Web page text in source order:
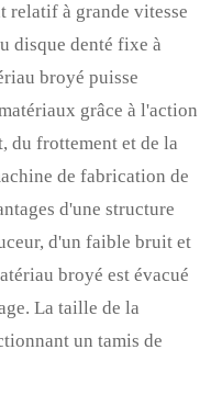
relatif à grande vitesse
disque denté fixe à
broyé puisse
grâce à l'action
du frottement et de la
de fabrication de
d'une structure
d'un faible bruit et
broyé est évacué
La taille de la
un tamis de